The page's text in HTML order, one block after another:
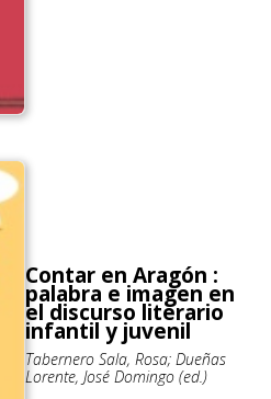
Contar en Aragón :
palabra e imagen en
el discurso literario
infantil y juvenil
Tabernero Sala, Rosa; Dueñas
Lorente, José Domingo (ed.)